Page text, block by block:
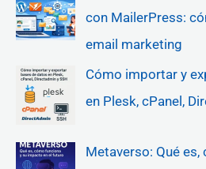
con MailerPress:
email marketing
Cómo importar y
en Plesk, cPanel,
Metaverso: Qué